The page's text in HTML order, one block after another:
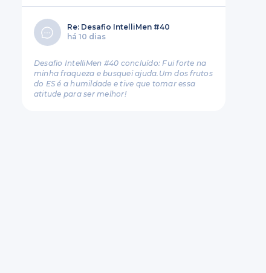
Re: Desafio IntelliMen #40
há 10 dias
Desafio IntelliMen #40 concluído: Fui forte na
minha fraqueza e busquei ajuda.Um dos frutos
do ES é a humildade e tive que tomar essa
atitude para ser melhor!